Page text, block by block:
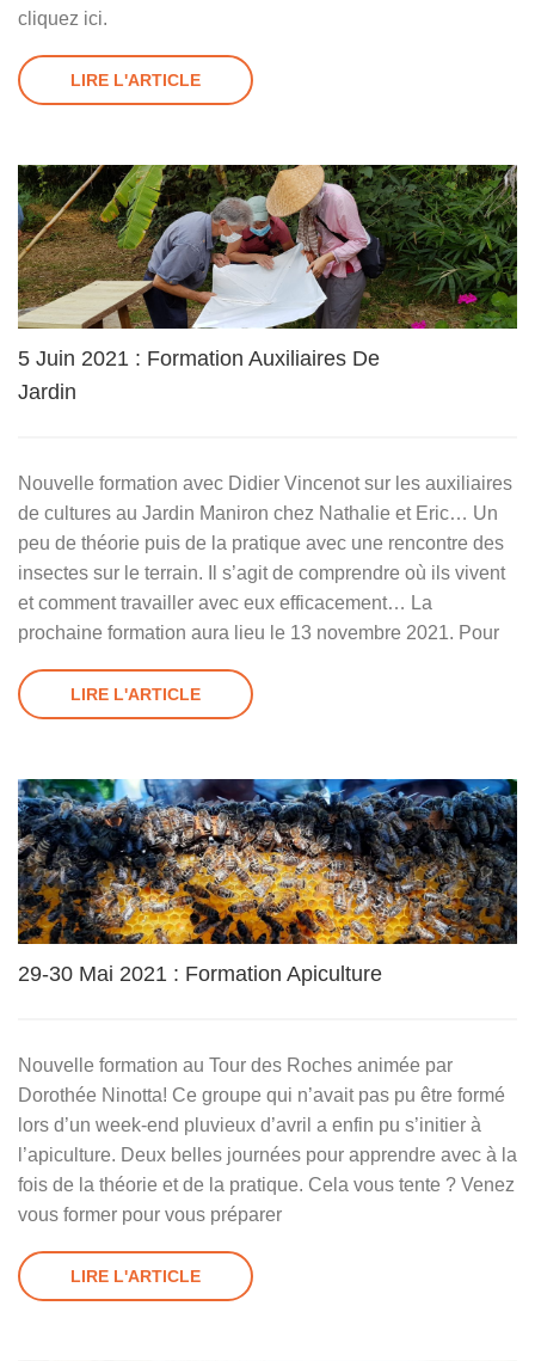
cliquez ici.
LIRE L'ARTICLE
5 Juin 2021 : Formation Auxiliaires De
Jardin
Nouvelle formation avec Didier Vincenot sur les auxiliaires
de cultures au Jardin Maniron chez Nathalie et Eric… Un
peu de théorie puis de la pratique avec une rencontre des
insectes sur le terrain. Il s’agit de comprendre où ils vivent
et comment travailler avec eux efficacement… La
prochaine formation aura lieu le 13 novembre 2021. Pour
LIRE L'ARTICLE
29-30 Mai 2021 : Formation Apiculture
Nouvelle formation au Tour des Roches animée par
Dorothée Ninotta! Ce groupe qui n’avait pas pu être formé
lors d’un week-end pluvieux d’avril a enfin pu s’initier à
l’apiculture. Deux belles journées pour apprendre avec à la
fois de la théorie et de la pratique. Cela vous tente ? Venez
vous former pour vous préparer
LIRE L'ARTICLE